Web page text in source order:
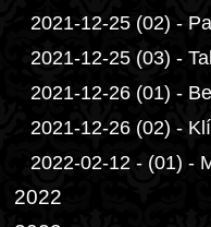
2021-12-25 (02) -
2021-12-25 (03) -
2021-12-26 (01) -
2021-12-26 (02) -
2022-02-12 - (01) -
2022